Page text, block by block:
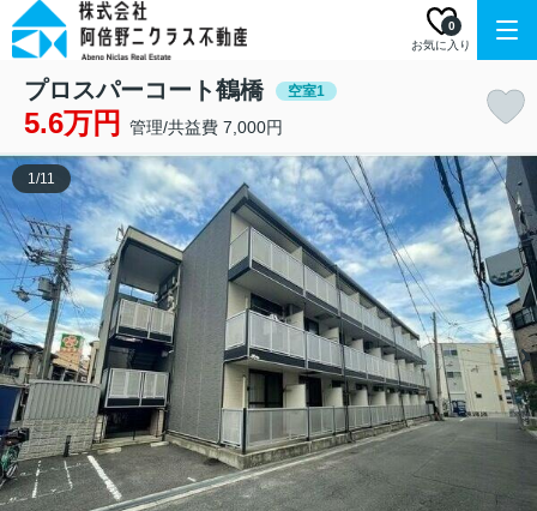
お気に入り
0
プロスパーコート鶴橋 空室1
5.6万円 管理/共益費 7,000円
1/11